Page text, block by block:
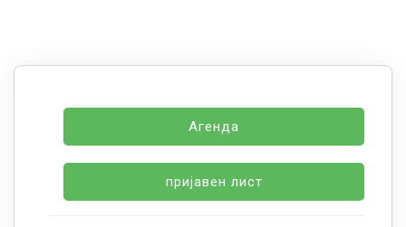
Агенда
пријавен лист